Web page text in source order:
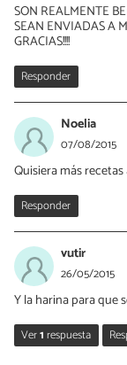
SON REALMENTE
SEAN ENVIADAS A
GRACIAS!!!!
Responder
Noelia
07/08/2015
Quisiera más
Responder
vutir
26/05/2015
Y la harina para que
Ver1respuesta